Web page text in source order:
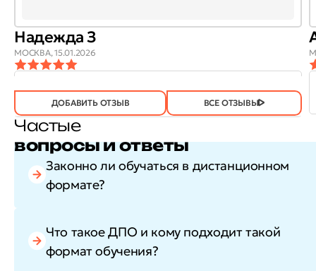
Надежда З
МОСКВА,15.01.2026
ПОЛЕЗЕН?
ДА(746) НЕТ(22)
ДОБАВИТЬ ОТЗЫВ ВСЕ ОТЗЫВЫ
Частые
вопросы и ответы
Законно ли обучаться в дистанционном
формате?
Что такое ДПО и кому подходит такой
формат обучения?